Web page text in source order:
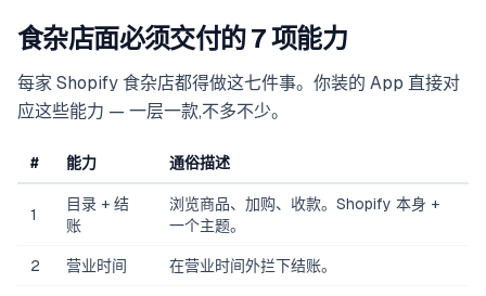
食杂店面必须交付的 7 项能力
每家 Shopify 食杂店都得做这七件事。你装的 App 直接对
应这些能力 — 一层一款,不多不少。
# 能力 通俗描述
1
目录 + 结
账
浏览商品、加购、收款。Shopify 本身 +
一个主题。
2 营业时间 在营业时间外拦下结账。